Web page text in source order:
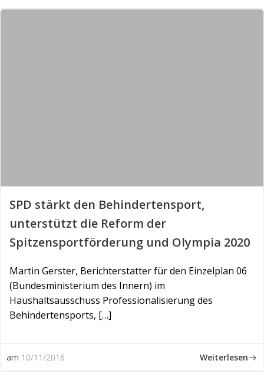
SPD stärkt den Behindertensport,
unterstützt die Reform der
Spitzensportförderung und Olympia 2020
Martin Gerster, Berichterstatter für den Einzelplan 06
(Bundesministerium des Innern) im
Haushaltsausschuss Professionalisierung des
Behindertensports, […]
am 10/11/2016 Weiterlesen